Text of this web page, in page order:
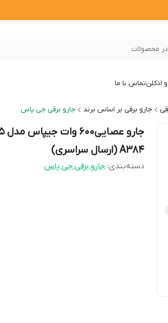
محصولات
ادکلنتماس با ما
جارو برقی بر اساس برند جارو برقی جی پاس
A384 (ارسال سراسری)
دسته‌بندی:جارو برقی جی پاس